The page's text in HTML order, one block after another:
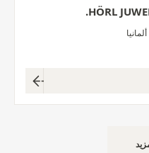
HÖRL